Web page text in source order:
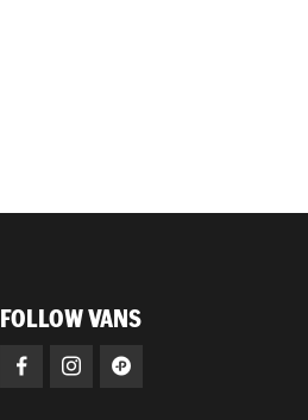
FOLLOW VANS